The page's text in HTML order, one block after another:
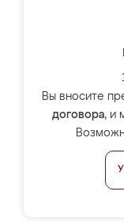
Вы вносите
договора, и